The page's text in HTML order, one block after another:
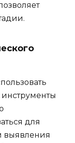
для
выявления